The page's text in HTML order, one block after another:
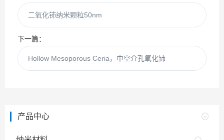
二氧化铈纳米颗粒50nm
下一篇：
Hollow Mesoporous Ceria，中空介孔氧化铈
产品中心